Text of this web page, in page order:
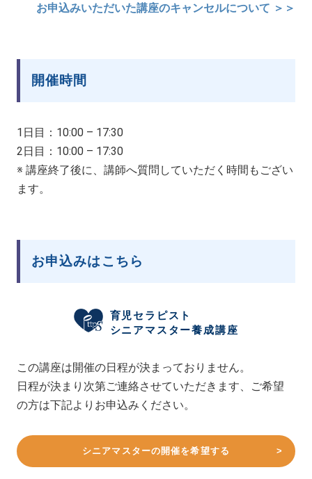
お申込みいただいた講座のキャンセルについて ＞＞
開催時間
1日目：10:00 – 17:30
2日目：10:00 – 17:30
※ 講座終了後に、講師へ質問していただく時間もござい
ます。
お申込みはこちら
育児セラピスト
シニアマスター養成講座
この講座は開催の日程が決まっておりません。
日程が決まり次第ご連絡させていただきます、ご希望
の方は下記よりお申込みください。
シニアマスターの開催を希望する